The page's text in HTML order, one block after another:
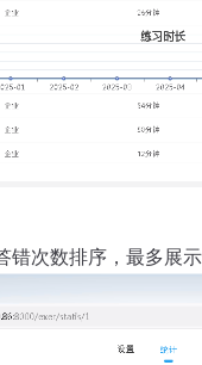
错次数排序，最多展